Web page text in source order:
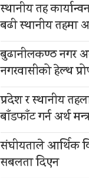
स्थानीय तह
बढी स्थानीय
बुढानीलकण्ठ नगर
नगरवासीको हेल्थ
प्रदेश र स्थानीय
बाँडफाँट गर्न अर्थ
संघीयताले आर्थिक
सबलता दिएन